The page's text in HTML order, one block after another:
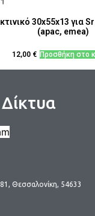
30x55x13 για
(apac, emea)
12,00 € Προσθήκη στο
Θεσσαλονίκη, 54633